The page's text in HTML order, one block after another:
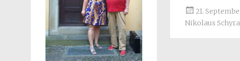
21.
Nikolaus Schyra